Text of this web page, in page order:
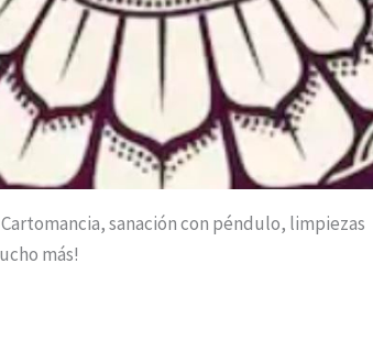
sanación con péndulo, limpiezas
más!